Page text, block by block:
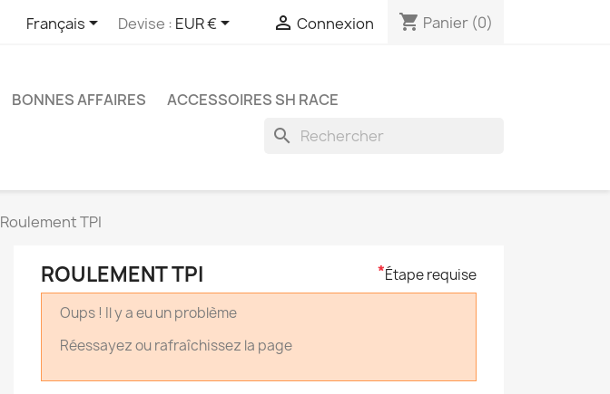
Français Devise : EUR €  Connexion shopping_cart Panier (0)
BONNES AFFAIRES ACCESSOIRES SH RACE
search
Roulement TPI
ROULEMENT TPI *Étape requise
Oups ! Il y a eu un problème
Réessayez ou rafraîchissez la page